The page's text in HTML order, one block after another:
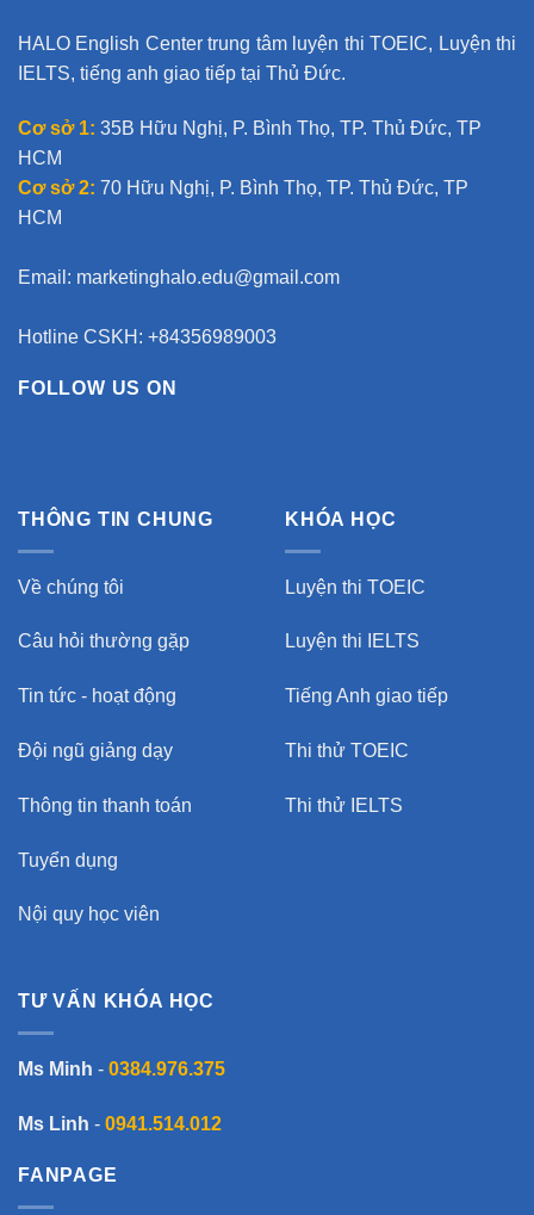
i
v
:
HALO English Center trung tâm luyện thi TOEIC, Luyện thi
IELTS, tiếng anh giao tiếp tại Thủ Đức.
Cơ sở 1: 35B Hữu Nghị, P. Bình Thọ, TP. Thủ Đức, TP
HCM
Cơ sở 2: 70 Hữu Nghị, P. Bình Thọ, TP. Thủ Đức, TP
HCM
Email: marketinghalo.edu@gmail.com
Hotline CSKH: +84356989003
FOLLOW US ON
THÔNG TIN CHUNG
Về chúng tôi
Câu hỏi thường gặp
Tin tức - hoạt động
Đội ngũ giảng dạy
Thông tin thanh toán
Tuyển dụng
Nội quy học viên
KHÓA HỌC
Luyện thi TOEIC
Luyện thi IELTS
Tiếng Anh giao tiếp
Thi thử TOEIC
Thi thử IELTS
TƯ VẤN KHÓA HỌC
Ms Minh - 0384.976.375
Ms Linh - 0941.514.012
FANPAGE